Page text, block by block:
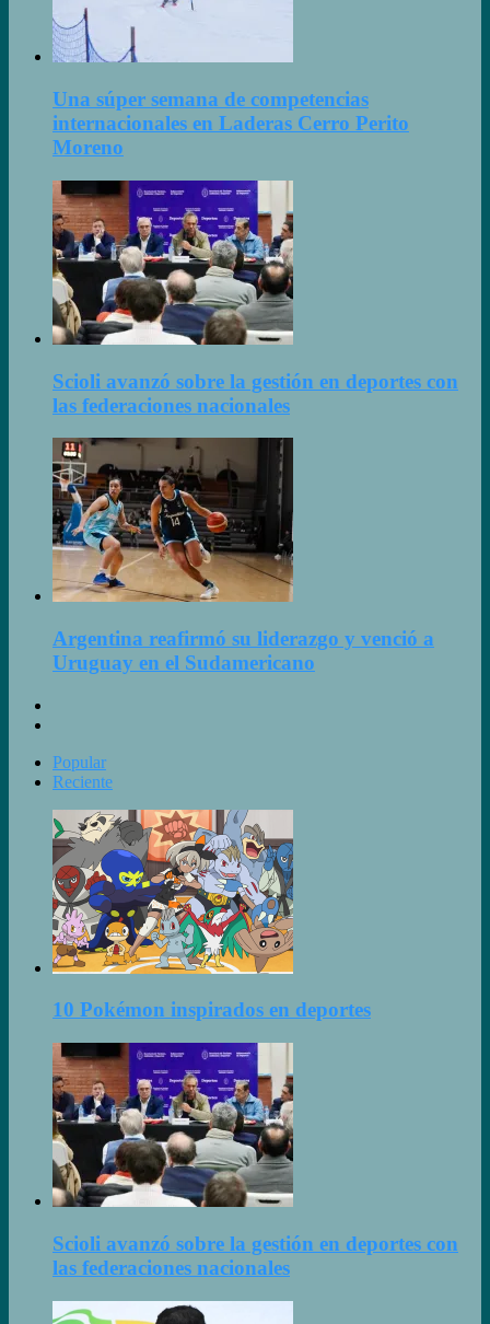
Una súper semana de competencias
internacionales en Laderas Cerro Perito
Moreno
Scioli avanzó sobre la gestión en deportes con
las federaciones nacionales
Argentina reafirmó su liderazgo y venció a
Uruguay en el Sudamericano
Popular
Reciente
10 Pokémon inspirados en deportes
Scioli avanzó sobre la gestión en deportes con
las federaciones nacionales